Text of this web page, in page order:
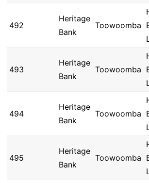
492
Heritage
Bank
Toowoomba
493
Heritage
Bank
Toowoomba
494
Heritage
Bank
Toowoomba
495
Heritage
Bank
Toowoomba